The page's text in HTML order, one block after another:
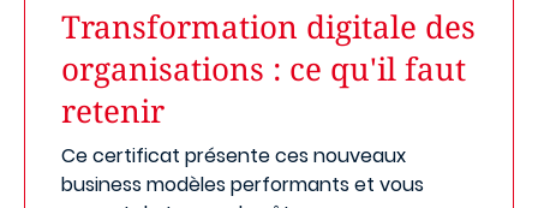
Transformation digitale des
organisations : ce qu'il faut
retenir
Ce certificat présente ces nouveaux
business modèles performants et vous